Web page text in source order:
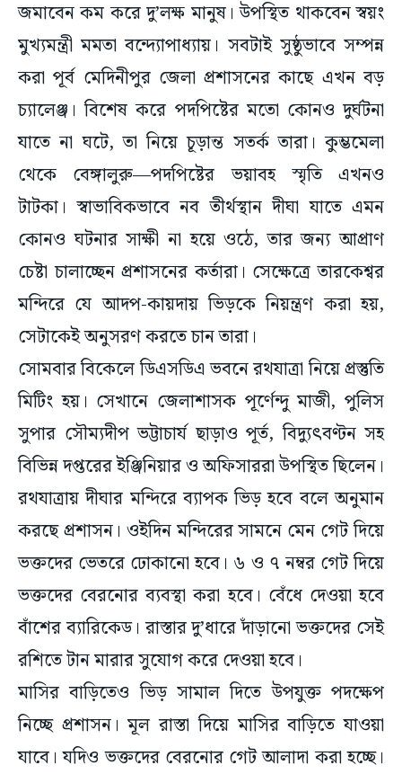
জমাবেন কম করে দু’লক্ষ মানুষ। উপস্থিত থাকবেন স্বয়ং
মুখ্যমন্ত্রী মমতা বন্দ্যোপাধ্যায়। সবটাই সুষ্ঠুভাবে সম্পন্ন
করা পূর্ব মেদিনীপুর জেলা প্রশাসনের কাছে এখন বড়
চ্যালেঞ্জ। বিশেষ করে পদপিষ্টের মতো কোনও দুর্ঘটনা
যাতে না ঘটে, তা নিয়ে চূড়ান্ত সতর্ক তারা। কুম্ভমেলা
থেকে বেঙ্গালুরু—পদপিষ্টের ভয়াবহ স্মৃতি এখনও
টাটকা। স্বাভাবিকভাবে নব তীর্থস্থান দীঘা যাতে এমন
কোনও ঘটনার সাক্ষী না হয়ে ওঠে, তার জন্য আপ্রাণ
চেষ্টা চালাচ্ছেন প্রশাসনের কর্তারা। সেক্ষেত্রে তারকেশ্বর
মন্দিরে যে আদপ-কায়দায় ভিড়কে নিয়ন্ত্রণ করা হয়,
সেটাকেই অনুসরণ করতে চান তারা।
সোমবার বিকেলে ডিএসডিএ ভবনে রথযাত্রা নিয়ে প্রস্তুতি
মিটিং হয়। সেখানে জেলাশাসক পূর্ণেন্দু মাজী, পুলিস
সুপার সৌম্যদীপ ভট্টাচার্য ছাড়াও পূর্ত, বিদ্যুৎবণ্টন সহ
বিভিন্ন দপ্তরের ইঞ্জিনিয়ার ও অফিসাররা উপস্থিত ছিলেন।
রথযাত্রায় দীঘার মন্দিরে ব্যাপক ভিড় হবে বলে অনুমান
করছে প্রশাসন। ওইদিন মন্দিরের সামনে মেন গেট দিয়ে
ভক্তদের ভেতরে ঢোকানো হবে। ৬ ও ৭ নম্বর গেট দিয়ে
ভক্তদের বেরনোর ব্যবস্থা করা হবে। বেঁধে দেওয়া হবে
বাঁশের ব্যারিকেড। রাস্তার দু’ধারে দাঁড়ানো ভক্তদের সেই
রশিতে টান মারার সুযোগ করে দেওয়া হবে।
মাসির বাড়িতেও ভিড় সামাল দিতে উপযুক্ত পদক্ষেপ
নিচ্ছে প্রশাসন। মূল রাস্তা দিয়ে মাসির বাড়িতে যাওয়া
যাবে। যদিও ভক্তদের বেরনোর গেট আলাদা করা হচ্ছে।